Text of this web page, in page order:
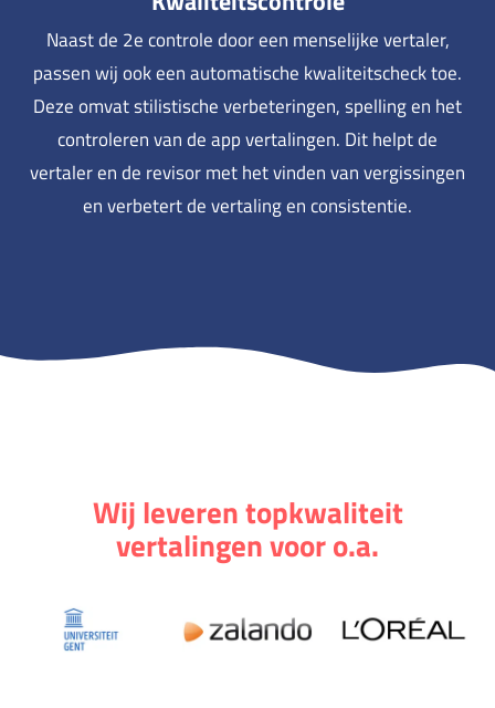
Naast de 2e controle door een menselijke vertaler,
passen wij ook een automatische kwaliteitscheck toe.
Deze omvat stilistische verbeteringen, spelling en het
controleren van de app vertalingen. Dit helpt de
vertaler en de revisor met het vinden van vergissingen
en verbetert de vertaling en consistentie.
Wij leveren topkwaliteit
vertalingen voor o.a.